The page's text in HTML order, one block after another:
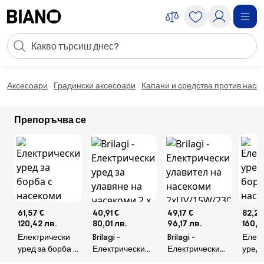
Търсене
Аксесоари Градински аксесоари Капани и средства против
Препоръчва се
61,57 €
120,42 лв.
Електрически
уред за борба с
40,91 €
80,01 лв.
Brilagi -
Електрически
49,17 €
96,17 лв.
Brilagi -
Електрически
уред